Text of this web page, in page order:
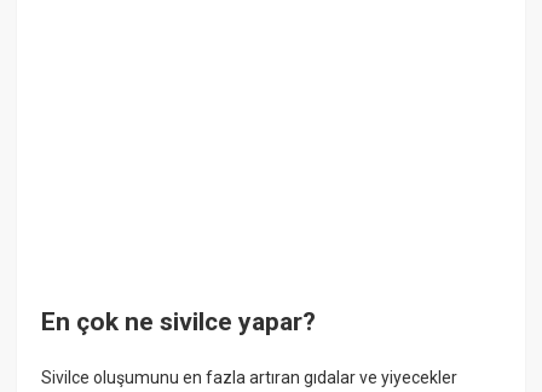
En çok ne sivilce yapar?
Sivilce oluşumunu en fazla artıran gıdalar ve yiyecekler